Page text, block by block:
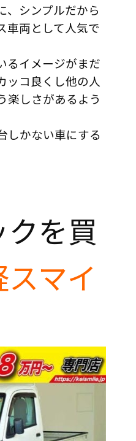
、シンプルだから
車両として人気で
るイメージがまだ
ッコ良くし他の人
楽しさがあるよう
しかない車にする
を買
マイ